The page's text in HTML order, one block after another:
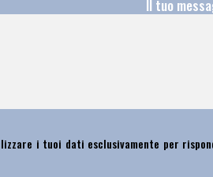
Il tuo
i tuoi dati esclusivamente per